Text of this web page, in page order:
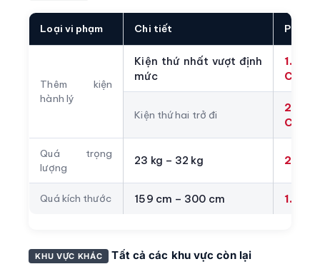
Loại vi phạm Chi tiết Phí
Thêm kiện
hành lý
Kiện thứ nhất vượt định
mức
1.000
CNY/
Kiện thứ hai trở đi
2.000
CNY/
Quá trọng
lượng
23 kg – 32 kg 2.000
Quá kích thước 159 cm – 300 cm 1.000
KHU VỰC KHÁC Tất cả các khu vực còn lại